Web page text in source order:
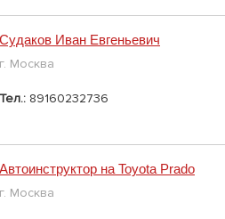
Судаков Иван Евгеньевич
г. Москва
Тел.: 89160232736
Автоинструктор на Toyota Prado
г. Москва